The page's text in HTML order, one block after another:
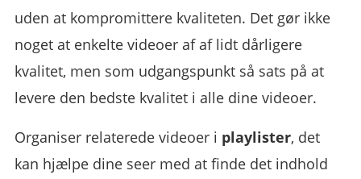
uden at kompromittere kvaliteten. Det gør ikke
noget at enkelte videoer af af lidt dårligere
kvalitet, men som udgangspunkt så sats på at
levere den bedste kvalitet i alle dine videoer.
Organiser relaterede videoer i playlister, det
kan hjælpe dine seer med at finde det indhold